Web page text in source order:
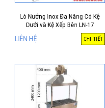
Lò Nướng Inox Đa Năng Có Kệ
Dưới và Kệ Xếp Bên LN-17
LIÊN HỆ CHI TIẾT